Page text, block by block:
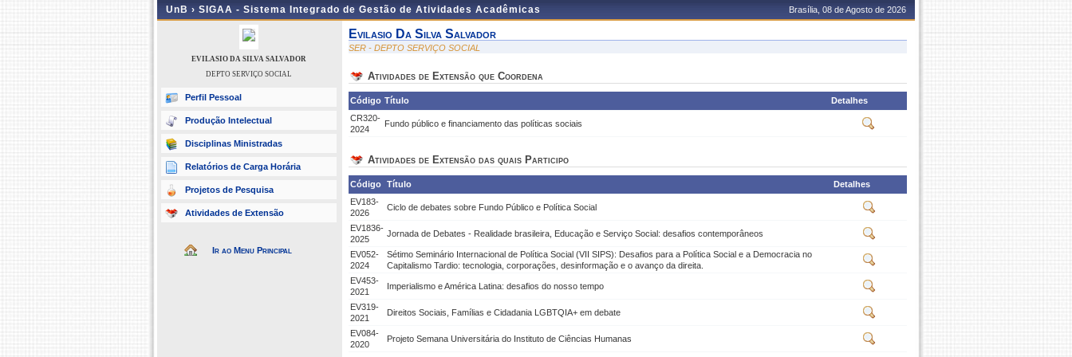
UnB › SIGAA - Sistema Integrado de Gestão de Atividades Acadêmicas Brasília, 08 de Agosto de 2026
EVILASIO DA SILVA SALVADOR
DEPTO SERVIÇO SOCIAL
Perfil Pessoal
Produção Intelectual
Disciplinas Ministradas
Relatórios de Carga Horária
Projetos de Pesquisa
Atividades de Extensão
Ir ao Menu Principal
Evilasio Da Silva Salvador
SER - DEPTO SERVIÇO SOCIAL
Atividades de Extensão que Coordena
Código Título
Detalhes
CR320-
2024
Fundo público e financiamento das políticas sociais
Atividades de Extensão das quais Participo
Código Título
Detalhes
EV183-
2026
Ciclo de debates sobre Fundo Público e Política Social
EV1836-
2025
Jornada de Debates - Realidade brasileira, Educação e Serviço Social: desafios contemporâneos
EV052-
2024
Sétimo Seminário Internacional de Política Social (VII SIPS): Desafios para a Política Social e a Democracia no
Capitalismo Tardio: tecnologia, corporações, desinformação e o avanço da direita.
EV453-
2021
Imperialismo e América Latina: desafios do nosso tempo
EV319-
2021
Direitos Sociais, Famílias e Cidadania LGBTQIA+ em debate
EV084-
2020
Projeto Semana Universitária do Instituto de Ciências Humanas